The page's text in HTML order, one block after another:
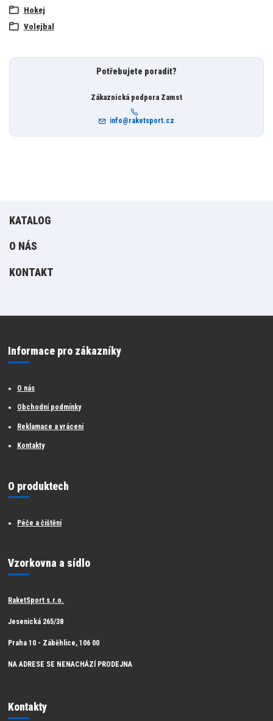
Hokej
Volejbal
Potřebujete poradit?
Zákaznická podpora Zamst
info@raketsport.cz
KATALOG
O NÁS
KONTAKT
Informace pro zákazníky
O nás
Obchodní podmínky
Reklamace a vrácení
Kontakty
O produktech
Péče a čištění
Vzorkovna a sídlo
RaketSport s.r.o.
Jesenická 265/38
Praha 10 - Záběhlice, 106 00
NA ADRESE SE NENACHÁZÍ PRODEJNA
Kontakty